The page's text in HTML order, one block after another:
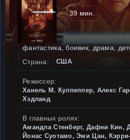
39 мин.
фантастика, боевик, драма,
Страна:
США
Режиссер:
Ханель М. Кулпеппер, Алекс
Хэдланд
В главных ролях:
Амандла Стенберг, Дафни Кин,
Йонас Суотамо, Эми Цан,